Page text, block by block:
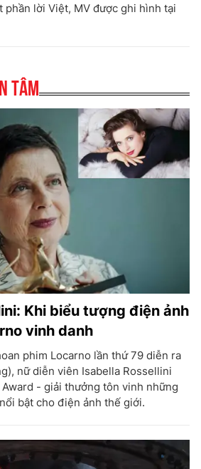
phần lời Việt, MV được ghi hình tại
tâm
Khi biểu tượng điện ảnh
vinh danh
phim Locarno lần thứ 79 diễn ra
nữ diễn viên Isabella Rossellini
- giải thưởng tôn vinh những
bật cho điện ảnh thế giới.